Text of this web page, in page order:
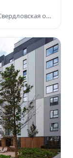
Екатеринбург, Уктусская набережная, Свердловская область